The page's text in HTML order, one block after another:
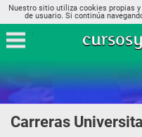
Nuestro sitio utiliza cookies propias
de usuario. Si continúa
Carreras